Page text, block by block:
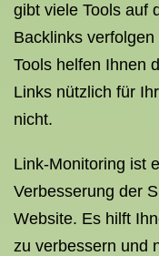
gibt viele Tools auf
Backlinks
Tools helfen Ihnen
Links nützlich für
nicht.
Link-Monitoring ist
Verbesserung der
Website. Es hilft
zu verbessern und